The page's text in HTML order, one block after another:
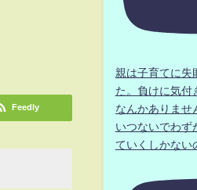
Feedly
親は子育てに失
た。負けに気付
なんかありませ
いつないでわず
ていくしかない